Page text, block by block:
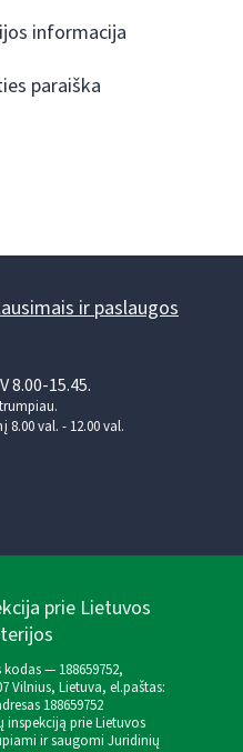
informacija
paraiška
ir paslaugos
8.00-15.45.
val. - 12.00 val.
prie Lietuvos
— 188659752,
Vilnius, Lietuva, el.paštas:
188659752
inspekciją prie Lietuvos
ir saugomi Juridinių